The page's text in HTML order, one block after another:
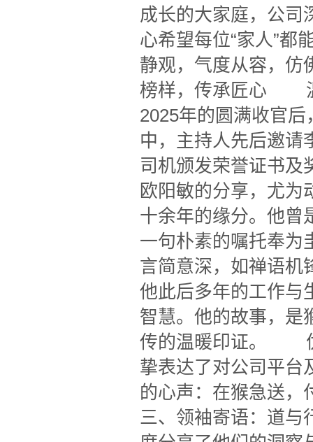
成长的大家庭，公司
心希望每位“家人”都
静观，气度从容，仿
榜样，传承匠心 温
2025年的圆满收官
中，主持人先后邀请
司机颁发荣誉证书
欧阳敏的分享，尤为
十余年的缘分。他曾
一句朴素的嘱托奉为
言简意深，如禅语机
他此后多年的工作与
智慧。他的故事，是
传的温暖印证。 优
挚表达了对公司平台
的心声：在猴急送，
三、领袖寄语：道